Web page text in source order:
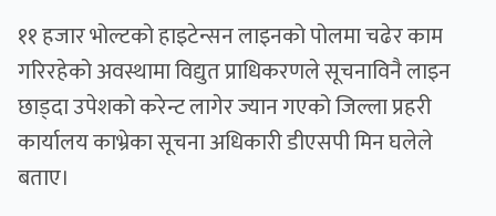
११ हजार भोल्टको हाइटेन्सन लाइनको पोलमा चढेर काम
गरिरहेको अवस्थामा विद्युत प्राधिकरणले सूचनाविनै लाइन
छाड्दा उपेशको करेन्ट लागेर ज्यान गएको जिल्ला प्रहरी
कार्यालय काभ्रेका सूचना अधिकारी डीएसपी मिन घलेले
बताए।